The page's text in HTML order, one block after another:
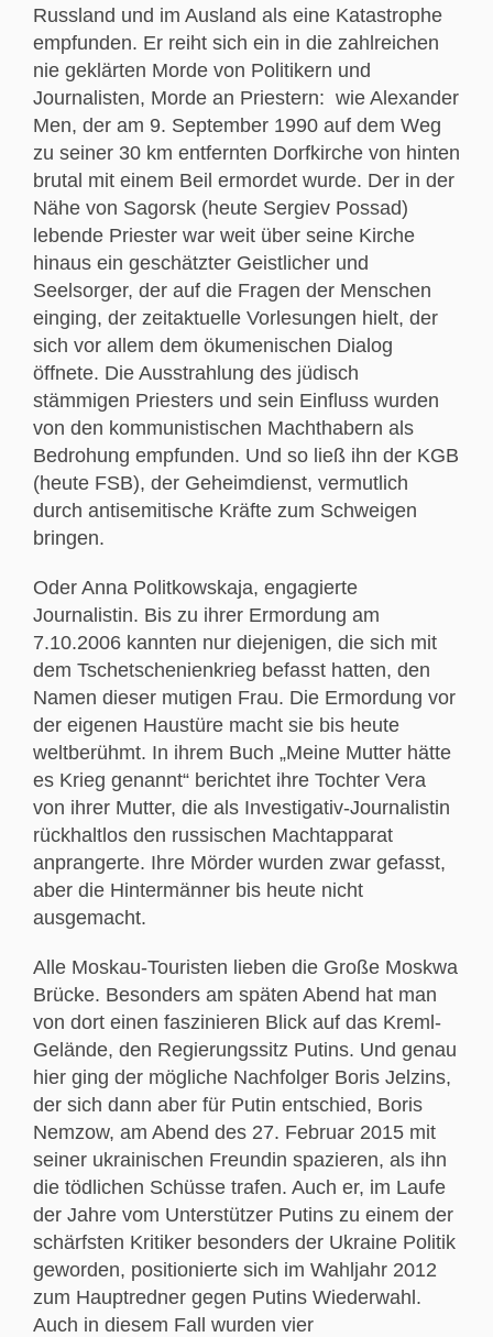
Russland und im Ausland als eine Katastrophe
empfunden. Er reiht sich ein in die zahlreichen
nie geklärten Morde von Politikern und
Journalisten, Morde an Priestern: wie Alexander
Men, der am 9. September 1990 auf dem Weg
zu seiner 30 km entfernten Dorfkirche von hinten
brutal mit einem Beil ermordet wurde. Der in der
Nähe von Sagorsk (heute Sergiev Possad)
lebende Priester war weit über seine Kirche
hinaus ein geschätzter Geistlicher und
Seelsorger, der auf die Fragen der Menschen
einging, der zeitaktuelle Vorlesungen hielt, der
sich vor allem dem ökumenischen Dialog
öffnete. Die Ausstrahlung des jüdisch
stämmigen Priesters und sein Einfluss wurden
von den kommunistischen Machthabern als
Bedrohung empfunden. Und so ließ ihn der KGB
(heute FSB), der Geheimdienst, vermutlich
durch antisemitische Kräfte zum Schweigen
bringen.
Oder Anna Politkowskaja, engagierte
Journalistin. Bis zu ihrer Ermordung am
7.10.2006 kannten nur diejenigen, die sich mit
dem Tschetschenienkrieg befasst hatten, den
Namen dieser mutigen Frau. Die Ermordung vor
der eigenen Haustüre macht sie bis heute
weltberühmt. In ihrem Buch „Meine Mutter hätte
es Krieg genannt“ berichtet ihre Tochter Vera
von ihrer Mutter, die als Investigativ-Journalistin
rückhaltlos den russischen Machtapparat
anprangerte. Ihre Mörder wurden zwar gefasst,
aber die Hintermänner bis heute nicht
ausgemacht.
Alle Moskau-Touristen lieben die Große Moskwa
Brücke. Besonders am späten Abend hat man
von dort einen faszinieren Blick auf das Kreml-
Gelände, den Regierungssitz Putins. Und genau
hier ging der mögliche Nachfolger Boris Jelzins,
der sich dann aber für Putin entschied, Boris
Nemzow, am Abend des 27. Februar 2015 mit
seiner ukrainischen Freundin spazieren, als ihn
die tödlichen Schüsse trafen. Auch er, im Laufe
der Jahre vom Unterstützer Putins zu einem der
schärfsten Kritiker besonders der Ukraine Politik
geworden, positionierte sich im Wahljahr 2012
zum Hauptredner gegen Putins Wiederwahl.
Auch in diesem Fall wurden vier